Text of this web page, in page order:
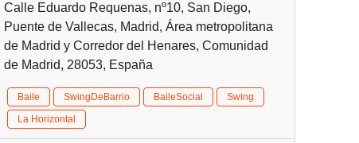
Calle Eduardo Requenas, nº10, San Diego,
Puente de Vallecas, Madrid, Área metropolitana
de Madrid y Corredor del Henares, Comunidad
de Madrid, 28053, España
Baile SwingDeBarrio BaileSocial
Swing
La Horizontal